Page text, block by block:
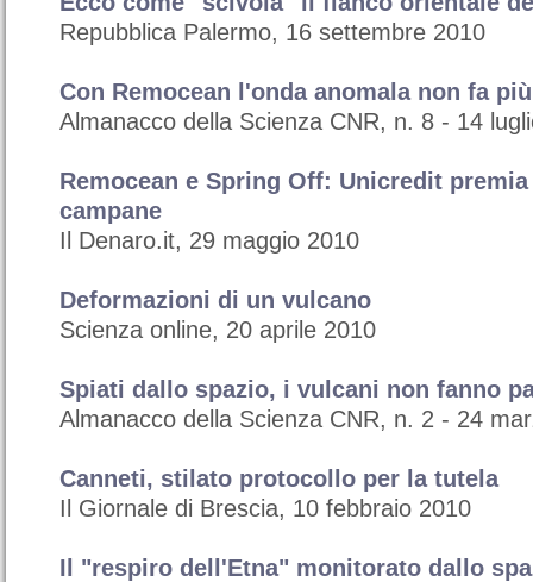
Repubblica Palermo, 16 settembre 2010
Con Remocean l'onda anomala non fa
Almanacco della Scienza CNR, n. 8 - 14
Remocean e Spring Off: Unicredit
campane
Il Denaro.it, 29 maggio 2010
Deformazioni di un vulcano
Scienza online, 20 aprile 2010
Spiati dallo spazio, i vulcani non fanno
Almanacco della Scienza CNR, n. 2 - 24
Canneti, stilato protocollo per la tutela
Il Giornale di Brescia, 10 febbraio 2010
Il "respiro dell'Etna" monitorato dallo